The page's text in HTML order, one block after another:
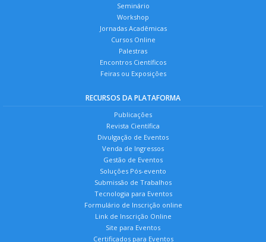
Seminário
Workshop
Jornadas Acadêmicas
Cursos Online
Palestras
Encontros Científicos
Feiras ou Exposições
RECURSOS DA PLATAFORMA
Publicações
Revista Científica
Divulgação de Eventos
Venda de Ingressos
Gestão de Eventos
Soluções Pós-evento
Submissão de Trabalhos
Tecnologia para Eventos
Formulário de Inscrição online
Link de Inscrição Online
Site para Eventos
Certificados para Eventos